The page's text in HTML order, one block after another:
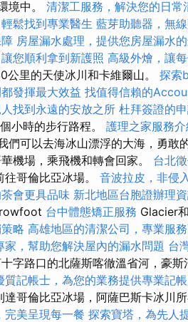
境中。 清潔工服務，解決您的日常
鬆找到專業醫生 藍芽助聽器，無
房屋漏水處理，提供您房屋漏水
您順利拿到新護照 高級外燴，讓
里的天使冰川和卡維爾山。 探索
發揮最大效益 找值得信賴的
找到永遠的安放之所 杜拜簽證的
小時的步行路程。 護理之家服務
們可以去海冰山漂浮的大海，勇敢
機場，乘飛機和轉會回家。 台北
哥倫比亞冰場。 音波拉皮，非侵
會更具品味 新北地區台胞證辦理
台中體態矯正服務 Glacier
略 高雄地區的清潔公司，專業服
家，幫助您解決屋內的漏水問題 台
字路口的北薩斯喀徹溫省河，豪斯
質記帳士，為您的業務提供專業記
達哥倫比亞冰場，阿薩巴斯卡冰川所
完美呈現每一餐 探索寶塔，為先人